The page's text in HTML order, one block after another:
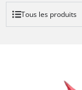
Tous les produits